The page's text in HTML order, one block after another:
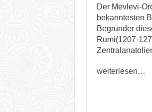
Der Mevlevi-
bekanntesten
Begründer
Rumi(1207-
weiterlesen…